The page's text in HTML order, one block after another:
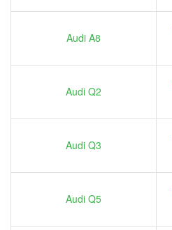
Audi A8
Audi Q2
Audi Q3
Audi Q5